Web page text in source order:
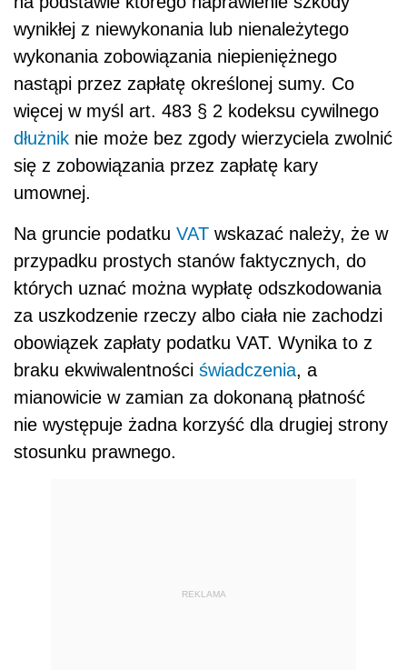
wynikłej z niewykonania lub nienależytego
wykonania zobowiązania niepieniężnego
nastąpi przez zapłatę określonej sumy. Co
więcej w myśl art. 483 § 2 kodeksu cywilnego
dłużnik nie może bez zgody wierzyciela zwolnić
się z zobowiązania przez zapłatę kary
umownej.
Na gruncie podatku VAT wskazać należy, że w
przypadku prostych stanów faktycznych, do
których uznać można wypłatę odszkodowania
za uszkodzenie rzeczy albo ciała nie zachodzi
obowiązek zapłaty podatku VAT. Wynika to z
braku ekwiwalentności świadczenia, a
mianowicie w zamian za dokonaną płatność
nie występuje żadna korzyść dla drugiej strony
stosunku prawnego.
REKLAMA